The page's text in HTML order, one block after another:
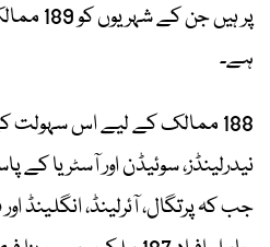
پر ہیں
ہے۔
188 ممالک کے لیے اس سہولت
نیدرلینڈز، سوئیڈن اور آسٹریا کے
جب کہ پرتگال، آئرلینڈ، انگلینڈ